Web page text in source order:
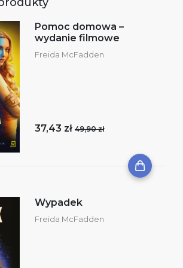
Pomoc domowa –
wydanie filmowe
Freida McFadden
37,43 zł 49,90 zł
Wypadek
Freida McFadden